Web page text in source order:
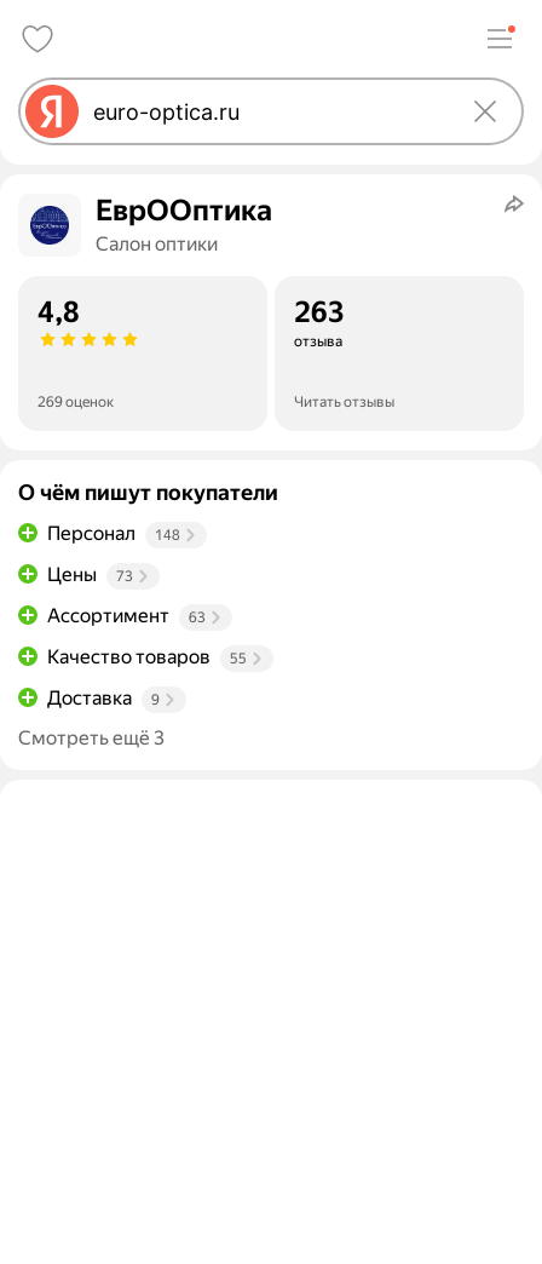
ЕврООптика
Салон оптики
4,8
269 оценок
263
отзыва
Читать отзывы
О чём пишут покупатели
Персонал 148
Цены 73
Ассортимент 63
Качество товаров 55
Доставка 9
Смотреть ещё 3